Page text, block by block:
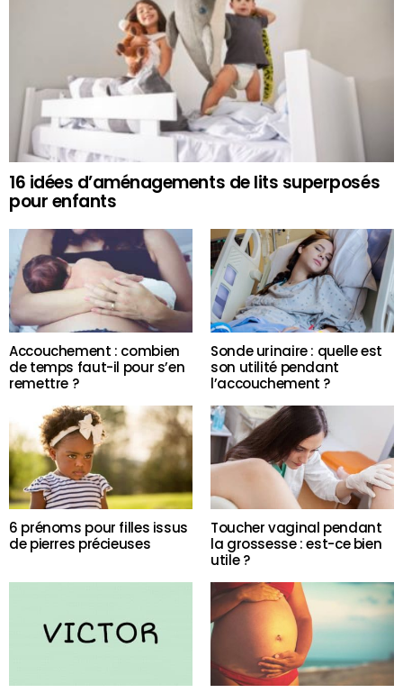
16 idées d’aménagements de lits superposés
pour enfants
Accouchement : combien
de temps faut-il pour s’en
remettre ?
Sonde urinaire : quelle est
son utilité pendant
l’accouchement ?
6 prénoms pour filles issus
de pierres précieuses
Toucher vaginal pendant
la grossesse : est-ce bien
utile ?